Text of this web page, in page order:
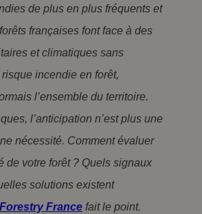
de plus en plus fréquents et
françaises font face à des
et climatiques sans
incendie en forêt,
l’ensemble du territoire.
l’anticipation n’est plus une
nécessité. Comment évaluer
de votre forêt ? Quels signaux
solutions existent
Forestry France fait le point.